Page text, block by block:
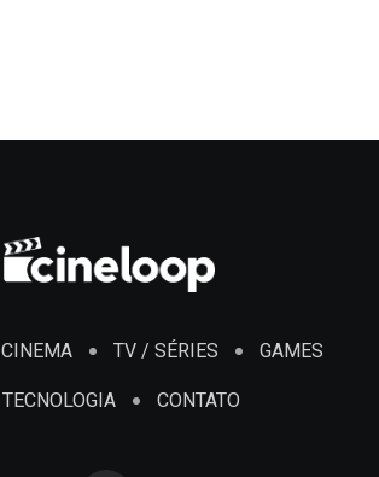
CINEMA TV / SÉRIES GAMES
TECNOLOGIA CONTATO